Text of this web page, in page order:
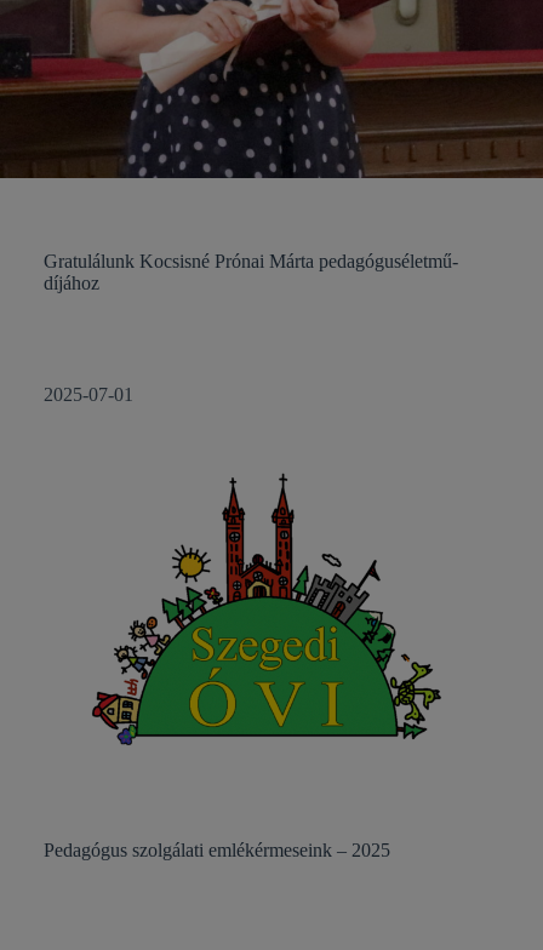
Gratulálunk Kocsisné Prónai Márta pedagóguséletmű-
díjához
2025-07-01
Pedagógus szolgálati emlékérmeseink – 2025